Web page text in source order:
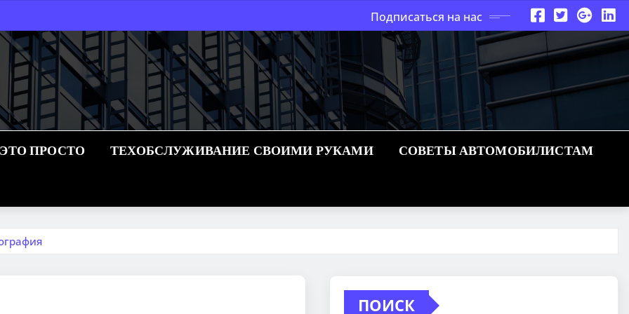
Подписаться на нас
ПРОСТО ТЕХОБСЛУЖИВАНИЕ СВОИМИ РУКАМИ СОВЕТЫ АВТОМОБИЛИСТАМ
ПОИСК